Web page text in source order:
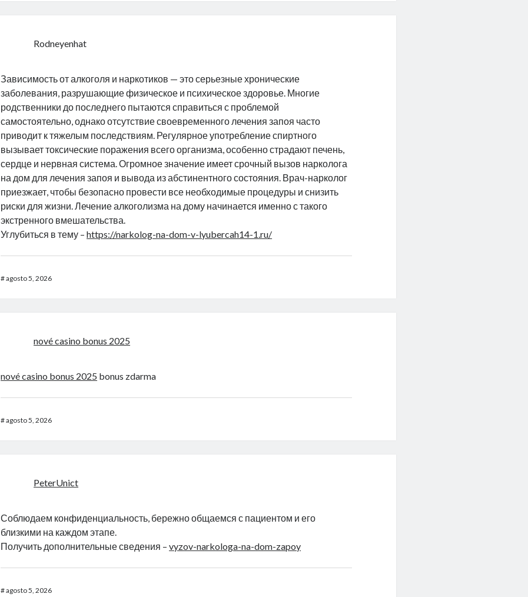
Rodneyenhat
Зависимость от алкоголя и наркотиков — это серьезные хронические
заболевания, разрушающие физическое и психическое здоровье. Многие
родственники до последнего пытаются справиться с проблемой
самостоятельно, однако отсутствие своевременного лечения запоя часто
приводит к тяжелым последствиям. Регулярное употребление спиртного
вызывает токсические поражения всего организма, особенно страдают печень,
сердце и нервная система. Огромное значение имеет срочный вызов нарколога
на дом для лечения запоя и вывода из абстинентного состояния. Врач-нарколог
приезжает, чтобы безопасно провести все необходимые процедуры и снизить
риски для жизни. Лечение алкоголизма на дому начинается именно с такого
экстренного вмешательства.
Углубиться в тему –https://narkolog-na-dom-v-lyubercah14-1.ru/
#agosto 5, 2026
nové casino bonus 2025
nové casino bonus 2025 bonus zdarma
#agosto 5, 2026
PeterUnict
Соблюдаем конфиденциальность, бережно общаемся с пациентом и его
близкими на каждом этапе.
Получить дополнительные сведения –vyzov-narkologa-na-dom-zapoy
#agosto 5, 2026